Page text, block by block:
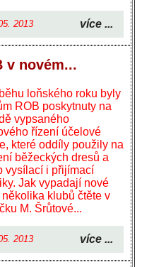
2013 více ...
v novém...
loňského roku byly
ROB poskytnuty na
vypsaného
řízení účelové
které oddíly použily na
běžeckých dresů a
vysílací i přijímací
Jak vypadají nové
klubů čtěte v
M. Šrůtové...
2013 více ...